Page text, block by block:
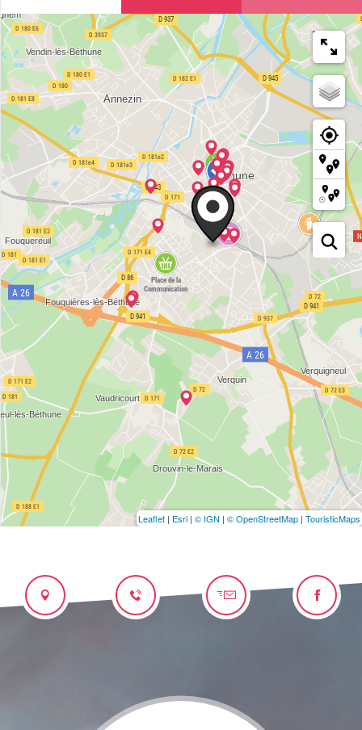
Leaflet | Esri | © IGN | © OpenStreetMap | TouristicMaps